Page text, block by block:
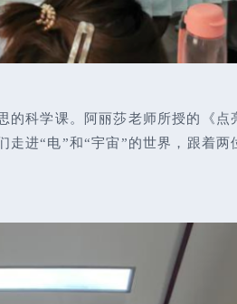
科学课。阿丽莎老师所授的《点
进“电”和“宇宙”的世界，跟着